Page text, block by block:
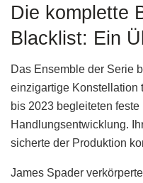
Die komplette
Blacklist: Ein
Das Ensemble der Serie
einzigartige Konstellation
bis 2023 begleiteten
Handlungsentwicklung.
sicherte der Produktion
James Spader